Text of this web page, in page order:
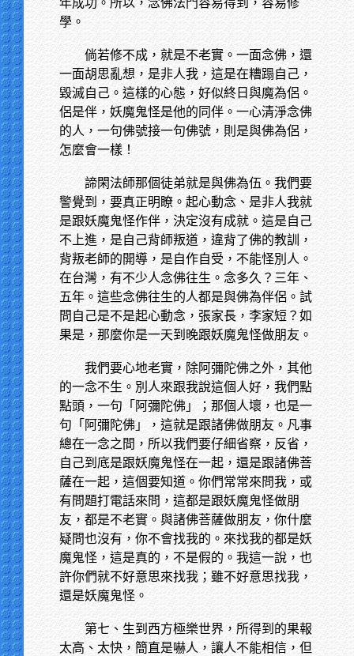
年成功。所以，念佛法門容易得到，容易修
學。
倘若修不成，就是不老實。一面念佛，還
一面胡思亂想，是非人我，這是在糟蹋自己，
毀滅自己。這樣的心態，好似終日與魔為侶。
侶是伴，妖魔鬼怪是他的同伴。一心清淨念佛
的人，一句佛號接一句佛號，則是與佛為侶，
怎麼會一樣！
諦閑法師那個徒弟就是與佛為伍。我們要
警覺到，要真正明瞭。起心動念、是非人我就
是跟妖魔鬼怪作伴，決定沒有成就。這是自己
不上進，是自己背師叛道，違背了佛的教訓，
背叛老師的開導，是自作自受，不能怪別人。
在台灣，有不少人念佛往生。念多久？三年、
五年。這些念佛往生的人都是與佛為伴侶。試
問自己是不是起心動念，張家長，李家短？如
果是，那麼你是一天到晚跟妖魔鬼怪做朋友。
我們要心地老實，除阿彌陀佛之外，其他
的一念不生。別人來跟我說這個人好，我們點
點頭，一句「阿彌陀佛」；那個人壞，也是一
句「阿彌陀佛」，這就是跟諸佛做朋友。凡事
總在一念之間，所以我們要仔細省察，反省，
自己到底是跟妖魔鬼怪在一起，還是跟諸佛菩
薩在一起，這個要知道。你們常常來問我，或
有問題打電話來問，這都是跟妖魔鬼怪做朋
友，都是不老實。與諸佛菩薩做朋友，你什麼
疑問也沒有，你不會找我的。來找我的都是妖
魔鬼怪，這是真的，不是假的。我這一說，也
許你們就不好意思來找我；雖不好意思找我，
還是妖魔鬼怪。
第七、生到西方極樂世界，所得到的果報
太高、太快，簡直是嚇人，讓人不能相信，但